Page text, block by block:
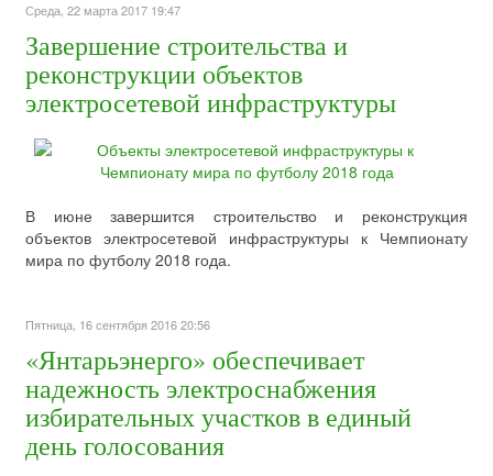
Среда, 22 марта 2017 19:47
Завершение строительства и
реконструкции объектов
электросетевой инфраструктуры
В июне завершится строительство и реконструкция
объектов электросетевой инфраструктуры к Чемпионату
мира по футболу 2018 года.
Пятница, 16 сентября 2016 20:56
«Янтарьэнерго» обеспечивает
надежность электроснабжения
избирательных участков в единый
день голосования